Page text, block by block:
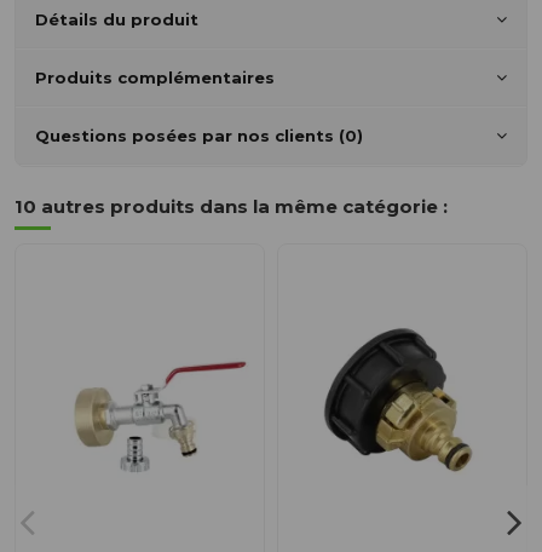
Détails du produit
Produits complémentaires
Questions posées par nos clients (0)
10 autres produits dans la même catégorie :